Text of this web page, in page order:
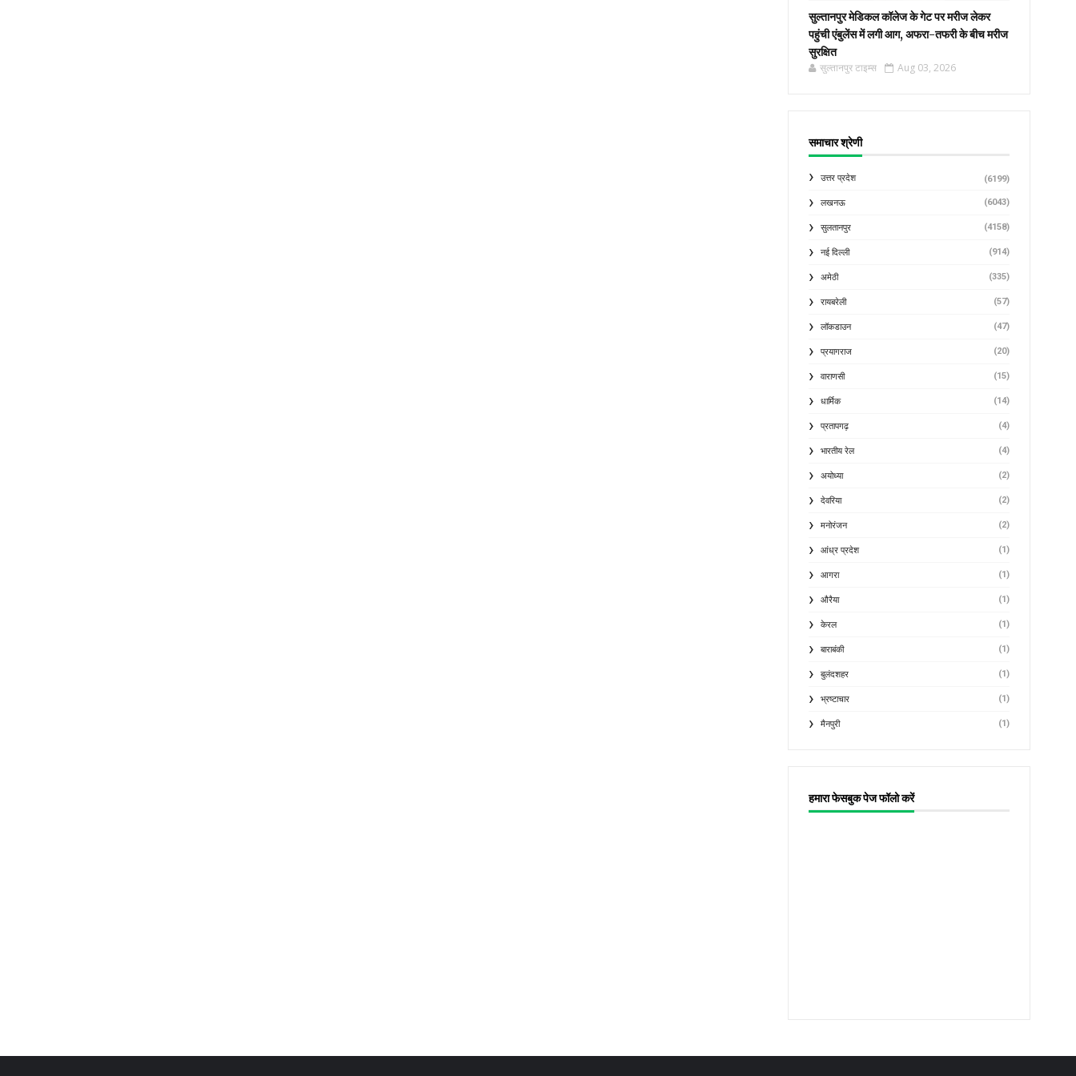
सुल्तानपुर मेडिकल कॉलेज के गेट पर मरीज लेकर
पहुंची एंबुलेंस में लगी आग, अफरा-तफरी के बीच मरीज
सुरक्षित
सुल्तानपुर टाइम्स Aug 03, 2026
समाचार श्रेणी
उत्तर प्रदेश (6199)
लखनऊ (6043)
सुलतानपुर (4158)
नई दिल्ली (914)
अमेठी (335)
रायबरेली (57)
लॉकडाउन (47)
प्रयागराज (20)
वाराणसी (15)
धार्मिक (14)
प्रतापगढ़ (4)
भारतीय रेल (4)
अयोध्या (2)
देवरिया (2)
मनोरंजन (2)
आंध्र प्रदेश (1)
आगरा (1)
औरैया (1)
केरल (1)
बाराबंकी (1)
बुलंदशहर (1)
भ्रष्टाचार (1)
मैनपुरी (1)
हमारा फेसबुक पेज फॉलो करें